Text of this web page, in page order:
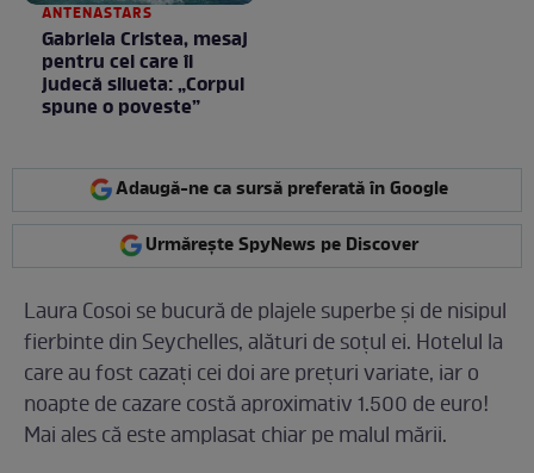
ANTENASTARS
Gabriela Cristea, mesaj
pentru cei care îi
judecă silueta: „Corpul
spune o poveste”
Adaugă-ne ca sursă preferată în Google
Urmărește SpyNews pe Discover
Laura Cosoi se bucură de plajele superbe şi de nisipul
fierbinte din Seychelles, alături de soţul ei. Hotelul la
care au fost cazaţi cei doi are preţuri variate, iar o
noapte de cazare costă aproximativ 1.500 de euro!
Mai ales că este amplasat chiar pe malul mării.